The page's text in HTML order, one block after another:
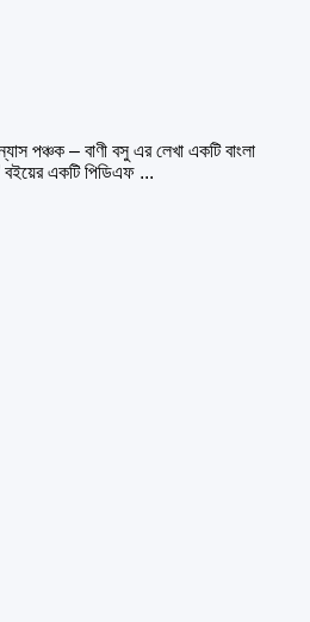
পঞ্চক – বাণী বসু এর লেখা একটি বাংলা
একটি পিডিএফ ...